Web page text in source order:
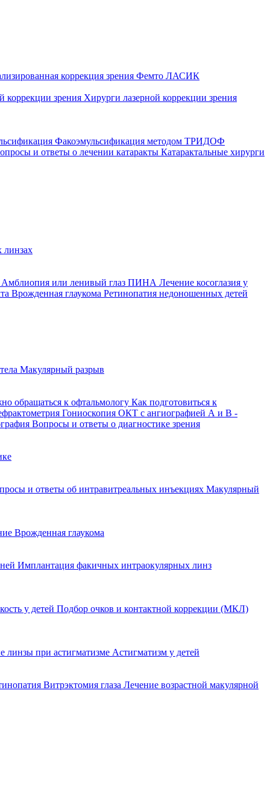
коррекция зрения Фемто ЛАСИК
коррекции зрения Хирурги лазерной коррекции зрения
Факоэмульсификация методом ТРИДОФ
и ответы о лечении катаракты Катарактальные хирурги
линзах
Амблиопия или ленивый глаз ПИНА Лечение косоглазия у
Врожденная глаукома Ретинопатия недоношенных детей
Макулярный разрыв
обращаться к офтальмологу Как подготовиться к
Гониоскопия ОКТ с ангиографией А и В -
Вопросы и ответы о диагностике зрения
и ответы об интравитреальных инъекциях Макулярный
Врожденная глаукома
Имплантация факичных интраокулярных линз
у детей Подбор очков и контактной коррекции (МКЛ)
линзы при астигматизме Астигматизм у детей
Витрэктомия глаза Лечение возрастной макулярной